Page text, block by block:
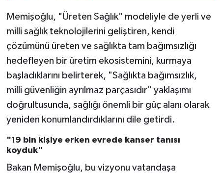
Memişoğlu, "Üreten Sağlık" modeliyle de yerli ve
milli sağlık teknolojilerini geliştiren, kendi
çözümünü üreten ve sağlıkta tam bağımsızlığı
hedefleyen bir üretim ekosistemini, kurmaya
başladıklarını belirterek, "Sağlıkta bağımsızlık,
milli güvenliğin ayrılmaz parçasıdır" yaklaşımı
doğrultusunda, sağlığı önemli bir güç alanı olarak
yeniden konumlandırdıklarını dile getirdi.
"19 bin kişiye erken evrede kanser tanısı
koyduk"
Bakan Memişoğlu, bu vizyonu vatandaşa